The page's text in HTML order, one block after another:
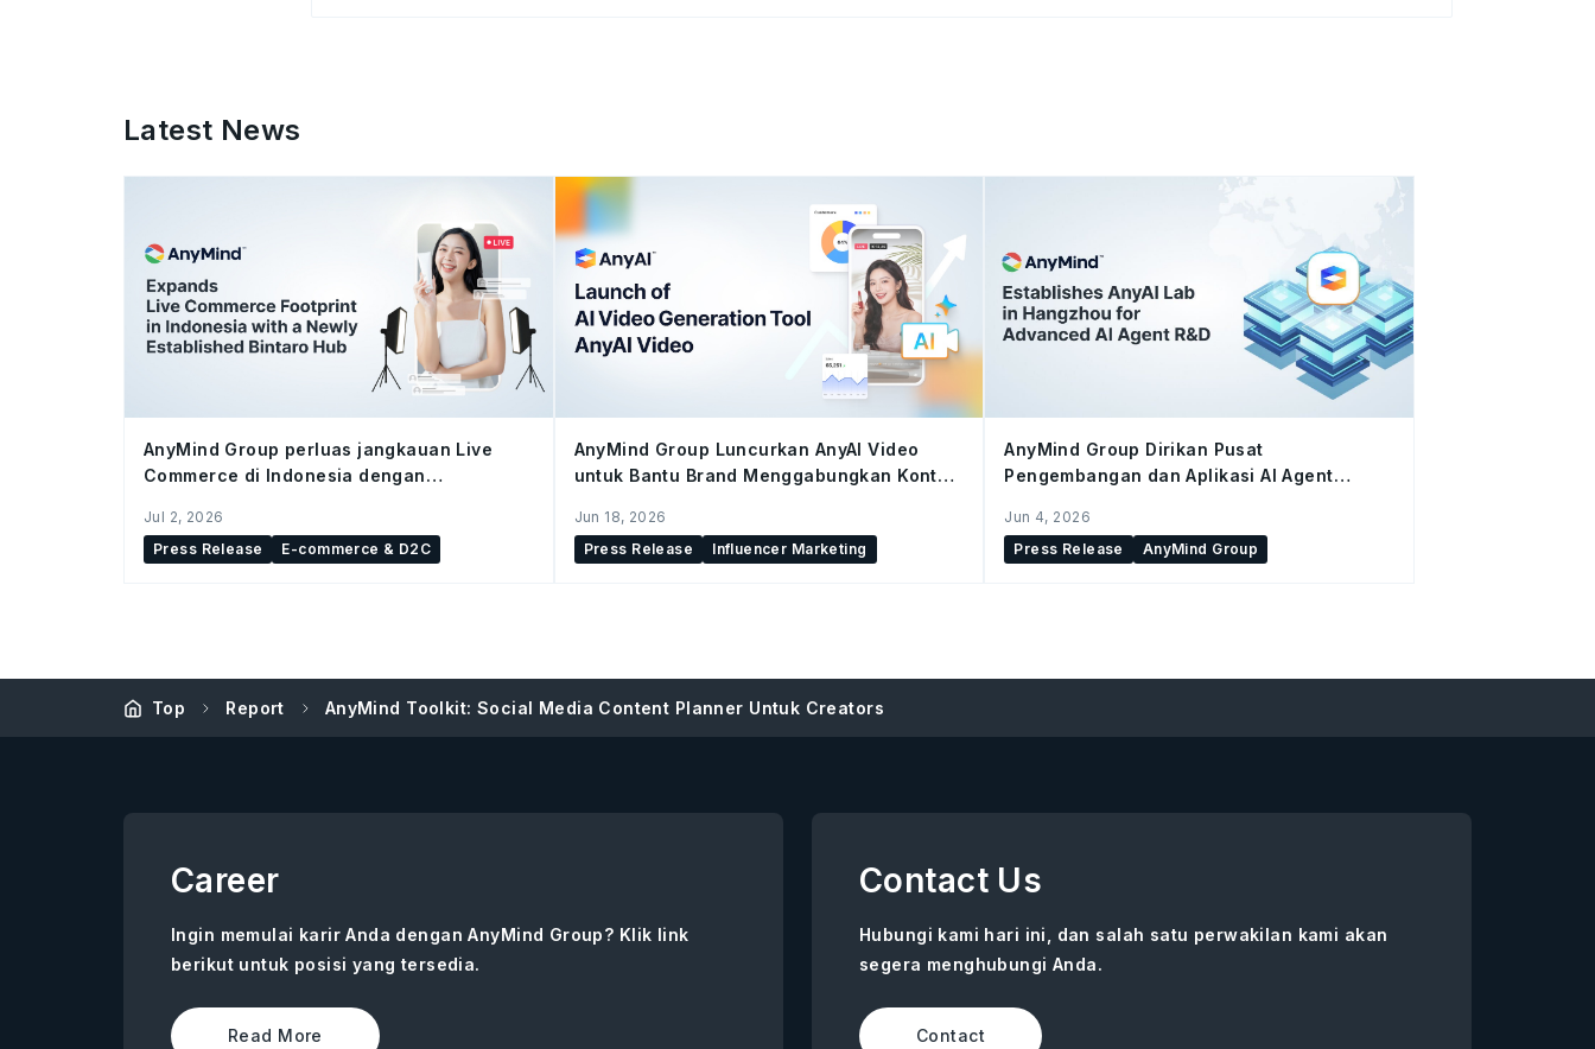
Latest News
AnyMind Group perluas jangkauan Live
Commerce di Indonesia dengan
Jul 2, 2026
Press Release
E-commerce & D2C
AnyMind Group Luncurkan AnyAI Video
untuk Bantu Brand Menggabungkan Konten
Social Commerce
Jun 18, 2026
Press Release
Influencer Marketing
AnyMind Group Dirikan Pusat
Pengembangan dan Aplikasi AI Agent
Jun 4, 2026
Press Release
AnyMind Group
Top Report AnyMind Toolkit: Social Media Content Planner Untuk Creators
Career
Ingin memulai karir Anda dengan AnyMind Group? Klik link
berikut untuk posisi yang tersedia.
Read More
Contact Us
Hubungi kami hari ini, dan salah satu perwakilan kami akan
segera menghubungi Anda.
Contact